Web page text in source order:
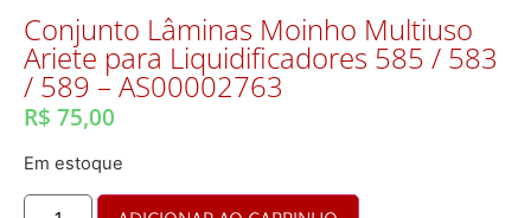
Conjunto Lâminas Moinho Multiuso
Ariete para Liquidificadores 585 / 583
/ 589 – AS00002763
R$ 75,00
Em estoque